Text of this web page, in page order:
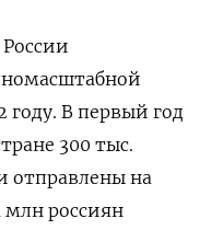
В первый год
300 тыс.
отправлены на
млн россиян